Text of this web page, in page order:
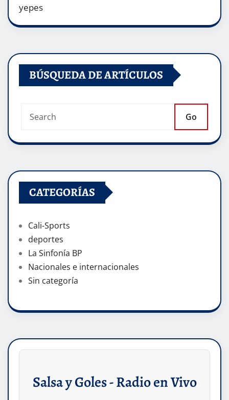
yepes
BÚSQUEDA DE ARTÍCULOS
Go
CATEGORÍAS
Cali-Sports
deportes
La Sinfonía BP
Nacionales e internacionales
Sin categoría
Salsa y Goles - Radio en Vivo